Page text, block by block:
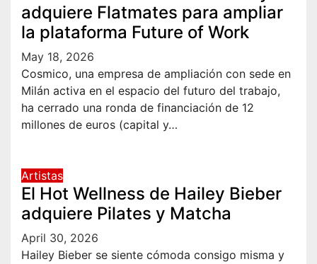
adquiere Flatmates para ampliar
la plataforma Future of Work
May 18, 2026
Cosmico, una empresa de ampliación con sede en
Milán activa en el espacio del futuro del trabajo,
ha cerrado una ronda de financiación de 12
millones de euros (capital y…
Artistas
El Hot Wellness de Hailey Bieber
adquiere Pilates y Matcha
April 30, 2026
Hailey Bieber se siente cómoda consigo misma y